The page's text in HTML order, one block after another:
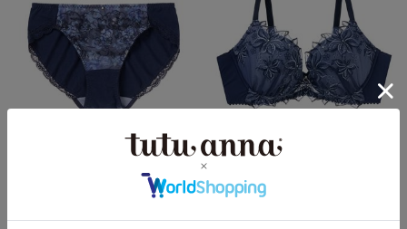
[TOP UPブラ]花柄綿フルショー
[TOP UPブラ]ソフトパフィブド